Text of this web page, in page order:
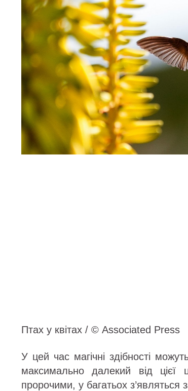
Птах у квітах / © Associated Press
У цей час магічні здібності
максимально далекий від цієї
пророчими, у багатьох з’являться